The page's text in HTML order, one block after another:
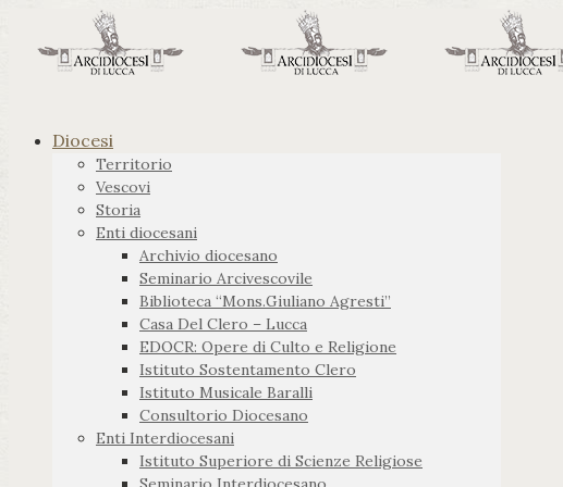
Diocesi
Territorio
Vescovi
Storia
Enti diocesani
Archivio diocesano
Seminario Arcivescovile
Biblioteca “Mons.Giuliano Agresti”
Casa Del Clero – Lucca
EDOCR: Opere di Culto e Religione
Istituto Sostentamento Clero
Istituto Musicale Baralli
Consultorio Diocesano
Enti Interdiocesani
Istituto Superiore di Scienze Religiose